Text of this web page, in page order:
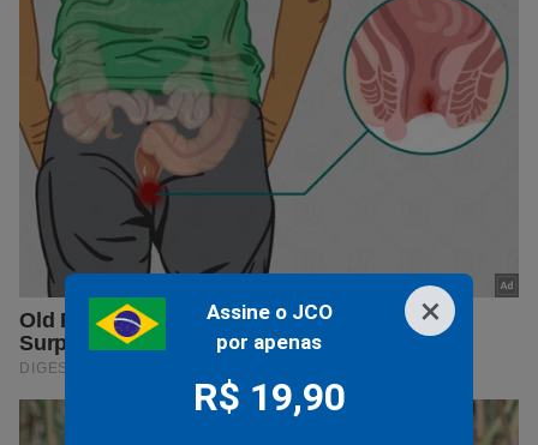
×
Assine o JCO
por apenas
R$ 19,90